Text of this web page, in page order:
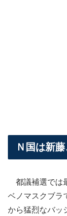
Ｎ国は新
都議補選では
ベノマスクブラ
から猛烈なバッ